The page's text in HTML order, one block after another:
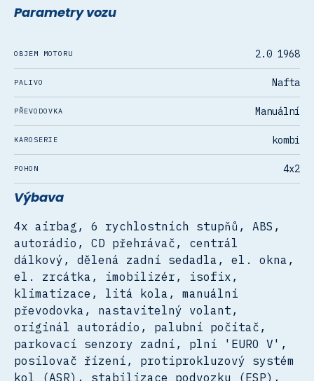
Parametry vozu
OBJEM MOTORU 2.0 1968
PALIVO Nafta
PŘEVODOVKA Manuální
KAROSERIE kombi
POHON 4x2
Výbava
4x airbag, 6 rychlostních stupňů, ABS,
autorádio, CD přehrávač, centrál
dálkový, dělená zadní sedadla, el. okna,
el. zrcátka, imobilizér, isofix,
klimatizace, litá kola, manuální
převodovka, nastavitelný volant,
originál autorádio, palubní počítač,
parkovací senzory zadní, plní 'EURO V',
posilovač řízení, protiprokluzový systém
kol (ASR), stabilizace podvozku (ESP),